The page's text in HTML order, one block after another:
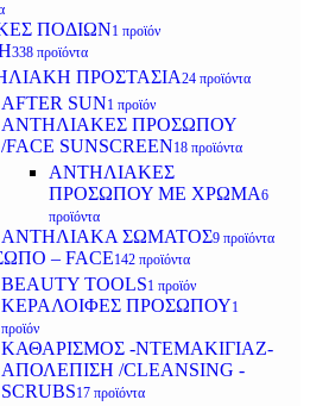
ΠΟΔΙΩΝ1 προϊόν
338 προϊόντα
ΠΡΟΣΤΑΣΙΑ24 προϊόντα
AFTER SUN1 προϊόν
ΑΝΤΗΛΙΑΚΕΣ ΠΡΟΣΩΠΟΥ
/FACE SUNSCREEN18 προϊόντα
ΑΝΤΗΛΙΑΚΕΣ
ΠΡΟΣΩΠΟΥ ΜΕ ΧΡΩΜΑ6
προϊόντα
ΑΝΤΗΛΙΑΚΑ ΣΩΜΑΤΟΣ9 προϊόντα
– FACE142 προϊόντα
BEAUTY TOOLS1 προϊόν
ΚΕΡΑΛΟΙΦΕΣ ΠΡΟΣΩΠΟΥ1
προϊόν
ΚΑΘΑΡΙΣΜΟΣ -ΝΤΕΜΑΚΙΓΙΑΖ-
ΑΠΟΛΕΠΙΣΗ /CLEANSING -
SCRUBS17 προϊόντα